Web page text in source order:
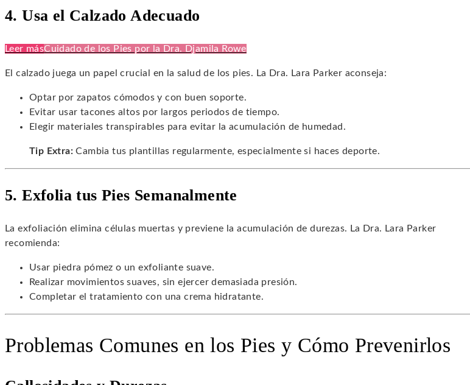
4. Usa el Calzado Adecuado
Leer másCuidado de los Pies por la Dra. Djamila Rowe
El calzado juega un papel crucial en la salud de los pies. La Dra. Lara Parker aconseja:
Optar por zapatos cómodos y con buen soporte.
Evitar usar tacones altos por largos periodos de tiempo.
Elegir materiales transpirables para evitar la acumulación de humedad.
Tip Extra: Cambia tus plantillas regularmente, especialmente si haces deporte.
5. Exfolia tus Pies Semanalmente
La exfoliación elimina células muertas y previene la acumulación de durezas. La Dra. Lara Parker
recomienda:
Usar piedra pómez o un exfoliante suave.
Realizar movimientos suaves, sin ejercer demasiada presión.
Completar el tratamiento con una crema hidratante.
Problemas Comunes en los Pies y Cómo Prevenirlos